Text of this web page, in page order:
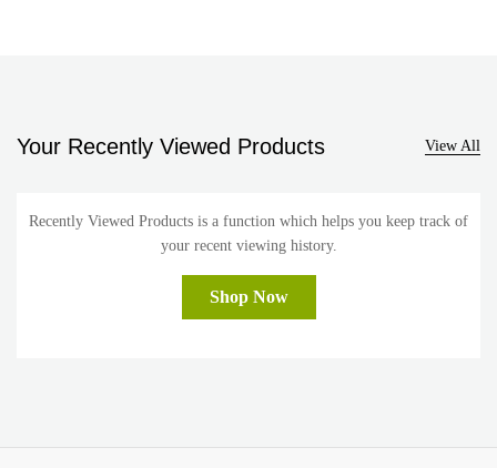
Your Recently Viewed Products View All
Recently Viewed Products is a function which helps you keep track of
your recent viewing history.
Shop Now